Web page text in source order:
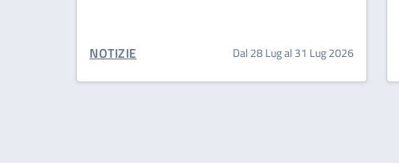
CATEGORIA CORRELATA:
NOTIZIE Dal 28 Lug al 31 Lug 2026